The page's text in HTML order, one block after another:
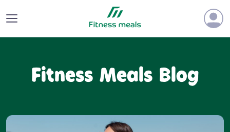
Fitness Meals Blog